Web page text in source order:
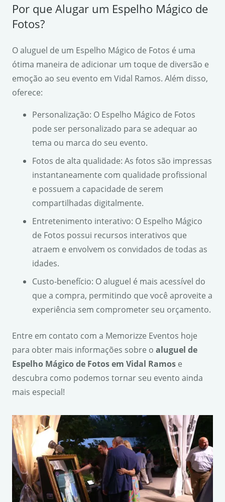
Por que Alugar um Espelho Mágico de
Fotos?
O aluguel de um Espelho Mágico de Fotos é uma
ótima maneira de adicionar um toque de diversão e
emoção ao seu evento em Vidal Ramos. Além disso,
oferece:
Personalização: O Espelho Mágico de Fotos
pode ser personalizado para se adequar ao
tema ou marca do seu evento.
Fotos de alta qualidade: As fotos são impressas
instantaneamente com qualidade profissional
e possuem a capacidade de serem
compartilhadas digitalmente.
Entretenimento interativo: O Espelho Mágico
de Fotos possui recursos interativos que
atraem e envolvem os convidados de todas as
idades.
Custo-benefício: O aluguel é mais acessível do
que a compra, permitindo que você aproveite a
experiência sem comprometer seu orçamento.
Entre em contato com a Memorizze Eventos hoje
para obter mais informações sobre o aluguel de
Espelho Mágico de Fotos em Vidal Ramos e
descubra como podemos tornar seu evento ainda
mais especial!